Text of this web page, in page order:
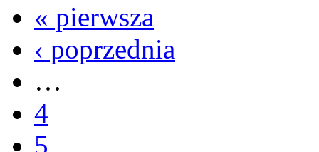
« pierwsza
‹ poprzednia
…
4
5